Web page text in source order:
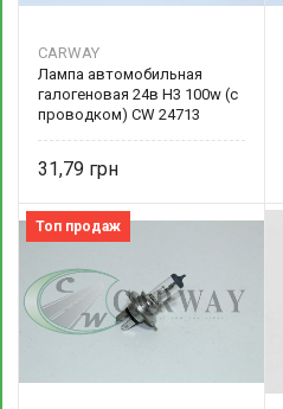
CARWAY
Лампа автомобильная
галогеновая 24в Н3 100w (с
проводком) CW 24713
31,79
Топ продаж